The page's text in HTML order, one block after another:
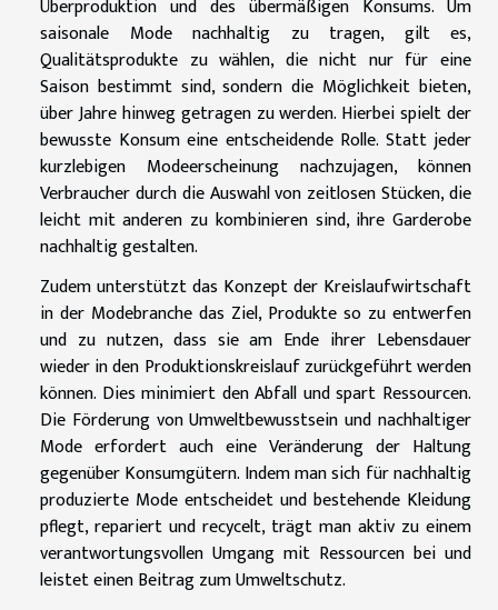
Überproduktion und des übermäßigen Konsums. Um
saisonale Mode nachhaltig zu tragen, gilt es,
Qualitätsprodukte zu wählen, die nicht nur für eine
Saison bestimmt sind, sondern die Möglichkeit bieten,
über Jahre hinweg getragen zu werden. Hierbei spielt der
bewusste Konsum eine entscheidende Rolle. Statt jeder
kurzlebigen Modeerscheinung nachzujagen, können
Verbraucher durch die Auswahl von zeitlosen Stücken, die
leicht mit anderen zu kombinieren sind, ihre Garderobe
nachhaltig gestalten.
Zudem unterstützt das Konzept der Kreislaufwirtschaft
in der Modebranche das Ziel, Produkte so zu entwerfen
und zu nutzen, dass sie am Ende ihrer Lebensdauer
wieder in den Produktionskreislauf zurückgeführt werden
können. Dies minimiert den Abfall und spart Ressourcen.
Die Förderung von Umweltbewusstsein und nachhaltiger
Mode erfordert auch eine Veränderung der Haltung
gegenüber Konsumgütern. Indem man sich für nachhaltig
produzierte Mode entscheidet und bestehende Kleidung
pflegt, repariert und recycelt, trägt man aktiv zu einem
verantwortungsvollen Umgang mit Ressourcen bei und
leistet einen Beitrag zum Umweltschutz.